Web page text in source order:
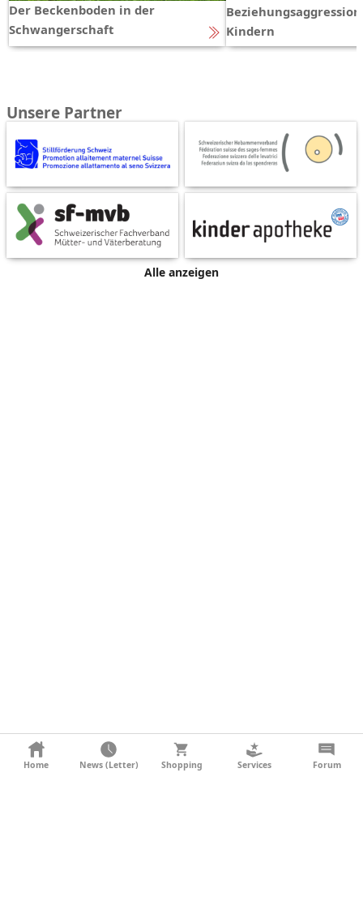
Der Beckenboden in der
Schwangerschaft
Kindern
Unsere Partner
Alle anzeigen
KONTAKT
Home News (Letter) Shopping Services Forum